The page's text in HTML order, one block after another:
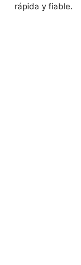
rápida y fiable.